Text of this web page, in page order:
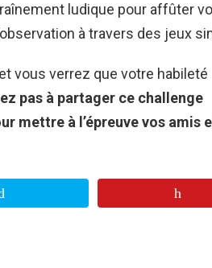
ludique pour affûter
à travers des jeux
vous verrez que votre habileté
pas à partager ce challenge
mettre à l’épreuve vos amis